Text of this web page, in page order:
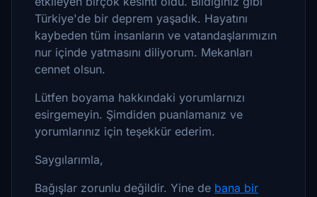
Türkiye'de bir deprem yaşadık. Hayatını
kaybeden tüm insanların ve vatandaşlarımızın
nur içinde yatmasını diliyorum. Mekanları
cennet olsun.
Lütfen boyama hakkındaki yorumlarnızı
esirgemeyin. Şimdiden puanlamanız ve
yorumlarınız için teşekkür ederim.
Saygılarımla,
Bağışlar zorunlu değildir. Yine de bana bir